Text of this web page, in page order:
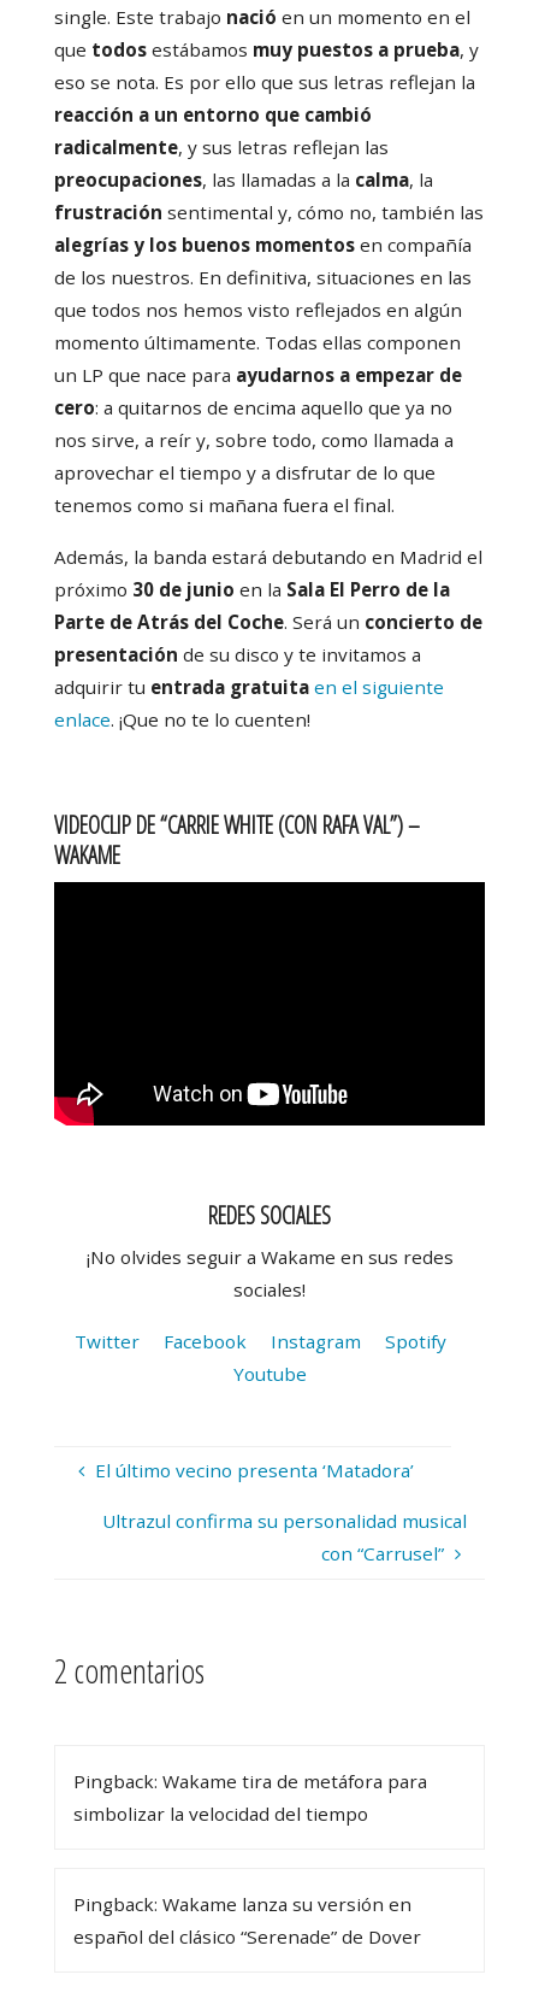
single. Este trabajo nació en un momento en el
que todosestábamos muy puestos a prueba, y
eso se nota. Es por ello que sus letras reflejan la
reacción a un entorno que cambió
radicalmente, y sus letras reflejan las
preocupaciones, las llamadas a la calma, la
frustración sentimental y, cómo no, también las
alegrías y los buenos momentosen compañía
de los nuestros. En definitiva, situaciones en las
que todos nos hemos visto reflejados en algún
momento últimamente. Todas ellas componen
un LP que nace para ayudarnos a empezar de
cero: a quitarnos de encima aquello que ya no
nos sirve, a reír y, sobre todo, como llamada a
aprovechar el tiempo y a disfrutar de lo que
tenemos como si mañana fuera el final.
Además, la banda estará debutando en Madrid el
próximo 30 de junio en la Sala El Perro de la
Parte de Atrás del Coche. Será un concierto de
presentación de su disco y te invitamos a
adquirir tu entrada gratuita en el siguiente
enlace. ¡Que no te lo cuenten!
VIDEOCLIP DE “CARRIE WHITE (CON RAFA VAL”) –
WAKAME
REDES SOCIALES
¡No olvides seguir a Wakame en sus redes
sociales!
Twitter Facebook Instagram
Spotify
Youtube
El último vecino presenta ‘Matadora’
Ultrazul confirma su personalidad musical
con “Carrusel”
2 comentarios
Pingback: Wakame tira de metáfora para
simbolizar la velocidad del tiempo
Pingback: Wakame lanza su versión en
español del clásico “Serenade” de Dover